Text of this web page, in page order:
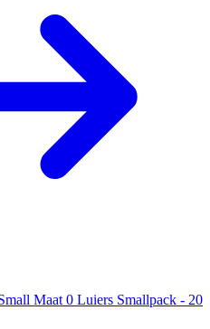
Maat 0 Luiers Smallpack - 20